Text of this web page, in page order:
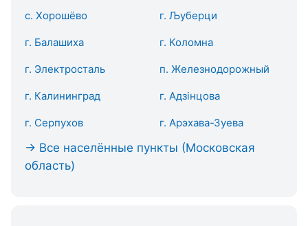
с. Хорошёво г. Љуберци
г. Балашиха г. Коломна
г. Электросталь п. Железнодорожный
г. Калининград г. Адзінцова
г. Серпухов г. Арэхава-Зуева
→ Все населённые пункты (Московская
область)